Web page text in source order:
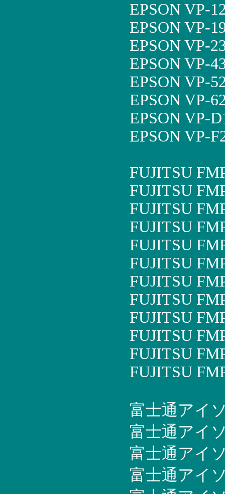
EPSON VP-
EPSON VP-
EPSON VP-
EPSON VP-
EPSON VP-
EPSON VP-
EPSON VP-
EPSON VP-
FUJITSU
FUJITSU
FUJITSU
FUJITSU
FUJITSU
FUJITSU
FUJITSU
FUJITSU
FUJITSU
FUJITSU
FUJITSU
FUJITSU
富士通アイ
富士通アイ
富士通アイ
富士通アイ